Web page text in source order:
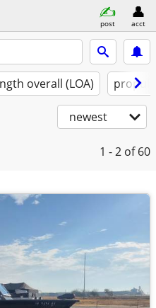
post acct
overall (LOA)
newest
1 - 2 of 60